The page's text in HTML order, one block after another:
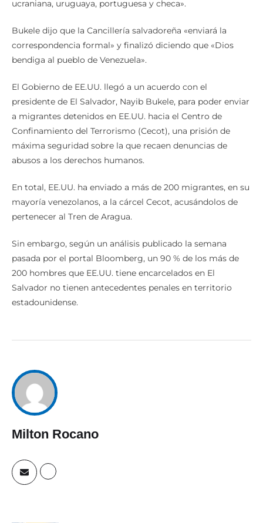
ucraniana, uruguaya, portuguesa y checa».
Bukele dijo que la Cancillería salvadoreña «enviará la
correspondencia formal» y finalizó diciendo que «Dios
bendiga al pueblo de Venezuela».
El Gobierno de EE.UU. llegó a un acuerdo con el
presidente de El Salvador, Nayib Bukele, para poder enviar
a migrantes detenidos en EE.UU. hacia el Centro de
Confinamiento del Terrorismo (Cecot), una prisión de
máxima seguridad sobre la que recaen denuncias de
abusos a los derechos humanos.
En total, EE.UU. ha enviado a más de 200 migrantes, en su
mayoría venezolanos, a la cárcel Cecot, acusándolos de
pertenecer al Tren de Aragua.
Sin embargo, según un análisis publicado la semana
pasada por el portal Bloomberg, un 90 % de los más de
200 hombres que EE.UU. tiene encarcelados en El
Salvador no tienen antecedentes penales en territorio
estadounidense.
Milton Rocano